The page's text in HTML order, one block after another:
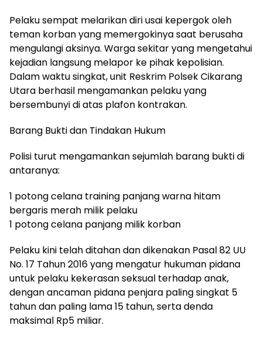
Pelaku sempat melarikan diri usai kepergok oleh
teman korban yang memergokinya saat berusaha
mengulangi aksinya. Warga sekitar yang mengetahui
kejadian langsung melapor ke pihak kepolisian.
Dalam waktu singkat, unit Reskrim Polsek Cikarang
Utara berhasil mengamankan pelaku yang
bersembunyi di atas plafon kontrakan.
Barang Bukti dan Tindakan Hukum
Polisi turut mengamankan sejumlah barang bukti di
antaranya:
1 potong celana training panjang warna hitam
bergaris merah milik pelaku
1 potong celana panjang milik korban
Pelaku kini telah ditahan dan dikenakan Pasal 82 UU
No. 17 Tahun 2016 yang mengatur hukuman pidana
untuk pelaku kekerasan seksual terhadap anak,
dengan ancaman pidana penjara paling singkat 5
tahun dan paling lama 15 tahun, serta denda
maksimal Rp5 miliar.